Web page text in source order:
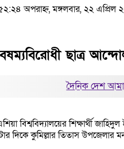
অপরাহ্ন, মঙ্গলবার, ২২ এপ্রিল
ছাত্র
দৈনিক দেশ
বিশ্ববিদ্যালয়ের শিক্ষার্থী
দিকে কুমিল্লার তিতাস উপজেলার